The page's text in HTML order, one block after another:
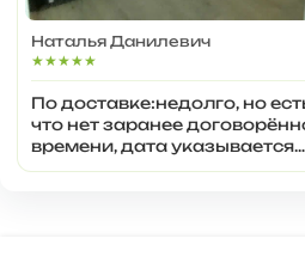
Наталья Данилевич
★★★★★
По доставке:недолго, но
что нет заранее
времени, дата указывается
примерная, нам доставили